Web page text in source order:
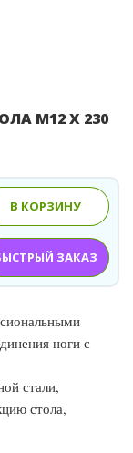
M12 X 230
В КОРЗИНУ
ЗАКАЗ
ноги с
стали,
стола,